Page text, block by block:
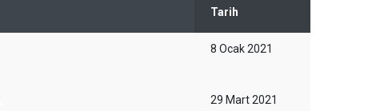
Tarih
8 Ocak 2021
29 Mart 2021